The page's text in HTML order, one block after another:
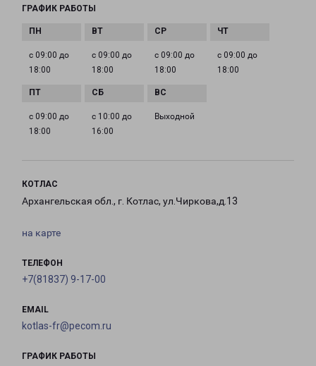
ГРАФИК РАБОТЫ
с 09:00 до
18:00
с 09:00 до
18:00
с 09:00 до
18:00
с 09:00 до
18:00
с 09:00 до
18:00
с 10:00 до
16:00
Выходной
КОТЛАС
Архангельская обл., г. Котлас, ул.Чиркова,д.13
на карте
ТЕЛЕФОН
+7(81837) 9-17-00
EMAIL
kotlas-fr@pecom.ru
ГРАФИК РАБОТЫ